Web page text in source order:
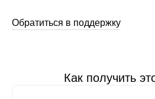
Обратиться в поддержку
Как получить